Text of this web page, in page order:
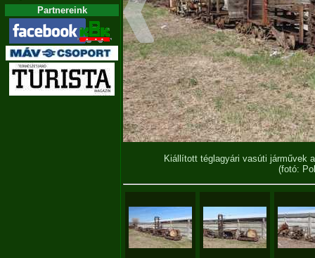
Partnereink
Kiállított téglagyári vasúti járművek
(fotó: